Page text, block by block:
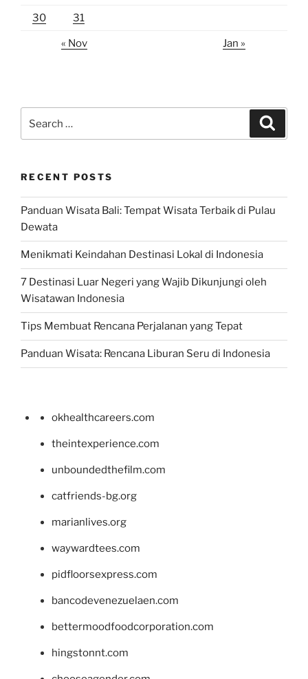
30 31
« Nov Jan »
for:
RECENT POSTS
Panduan Wisata Bali: Tempat Wisata Terbaik di Pulau
Dewata
Menikmati Keindahan Destinasi Lokal di Indonesia
7 Destinasi Luar Negeri yang Wajib Dikunjungi oleh
Wisatawan Indonesia
Tips Membuat Rencana Perjalanan yang Tepat
Panduan Wisata: Rencana Liburan Seru di Indonesia
okhealthcareers.com
theintexperience.com
unboundedthefilm.com
catfriends-bg.org
marianlives.org
waywardtees.com
pidfloorsexpress.com
bancodevenezuelaen.com
bettermoodfoodcorporation.com
hingstonnt.com